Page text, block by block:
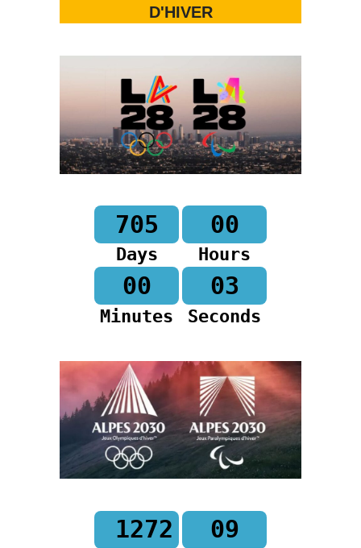
D'HIVER
705
Days
00
Hours
00
Minutes
02
Seconds
1272 09